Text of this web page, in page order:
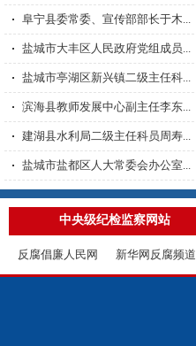
阜宁县委常委、宣传部部长于木...
盐城市大丰区人民政府党组成员...
盐城市亭湖区新兴镇二级主任科...
滨海县教师发展中心副主任李东...
建湖县水利局二级主任科员周寿...
盐城市盐都区人大常委会办公室...
中央级纪检监察网站
反腐倡廉人民网 新华网反腐频道